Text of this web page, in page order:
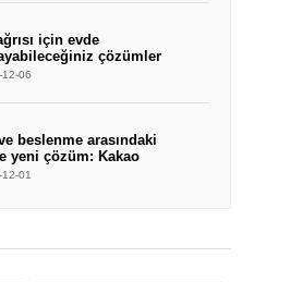
için evde
çözümler
06
beslenme arasındaki
yeni çözüm: Kakao
01